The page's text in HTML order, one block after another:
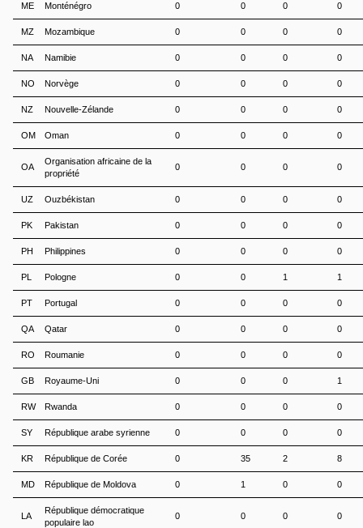
ME Monténégro 0 0 0 0
MZ Mozambique 0 0 0 0
NA Namibie 0 0 0 0
NO Norvège 0 0 0 0
NZ Nouvelle-Zélande 0 0 0 0
OM Oman 0 0 0 0
OA
Organisation africaine de la
propriété
0 0 0 0
UZ Ouzbékistan 0 0 0 0
PK Pakistan 0 0 0 0
PH Philippines 0 0 0 0
PL Pologne 0 0 1 1
PT Portugal 0 0 0 0
QA Qatar 0 0 0 0
RO Roumanie 0 0 0 0
GB Royaume-Uni 0 0 0 1
RW Rwanda 0 0 0 0
SY République arabe syrienne 0 0 0 0
KR République de Corée 0 35 2 8
MD République de Moldova 0 1 0 0
LA
République démocratique
populaire lao
0 0 0 0